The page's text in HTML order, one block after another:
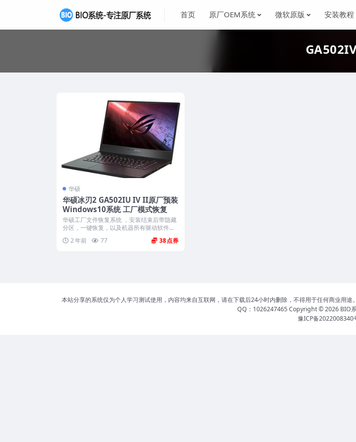
首页 原厂OEM系统 微软原版 安装教程
华硕
华硕冰刃2 GA502IU IV II原厂预装
Windows10系统 工厂模式恢复
华硕工厂文件恢复系统 ，安装结束后带隐藏
分区，一键恢复，以及机器所有驱动软件。
2 年前 77 38
本站分享的系统仅为个人学习测试使用，内容均来自互联网，请在下载后24小时内删除，不得用于任何商业用
QQ：1026247465 Copyright © 2026 BIO
豫ICP备2022008340